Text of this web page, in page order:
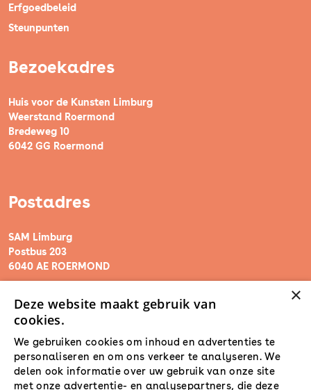
Erfgoedbeleid
Steunpunten
Bezoekadres
Huis voor de Kunsten Limburg
Weerstand Roermond
Bredeweg 10
6042 GG Roermond
Postadres
SAM Limburg
Postbus 203
6040 AE ROERMOND
steunpunt@sam-limburg.nl
0475-399281
×
Deze website maakt gebruik van
cookies.
We gebruiken cookies om inhoud en advertenties te
personaliseren en om ons verkeer te analyseren. We
delen ook informatie over uw gebruik van onze site
met onze advertentie- en analysepartners, die deze